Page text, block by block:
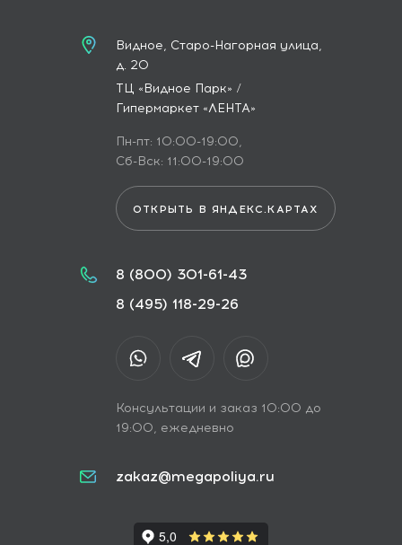
Видное, Старо-Нагорная улица,
д. 20
ТЦ «Видное Парк» /
Гипермаркет «ЛЕНТА»
Пн-пт: 10:00-19:00,
Сб-Вск: 11:00-19:00
ОТКРЫТЬ В ЯНДЕКС.КАРТАХ
8 (800) 301-61-43
8 (495) 118-29-26
Консультации и заказ 10:00 до
19:00, ежедневно
zakaz@megapoliya.ru